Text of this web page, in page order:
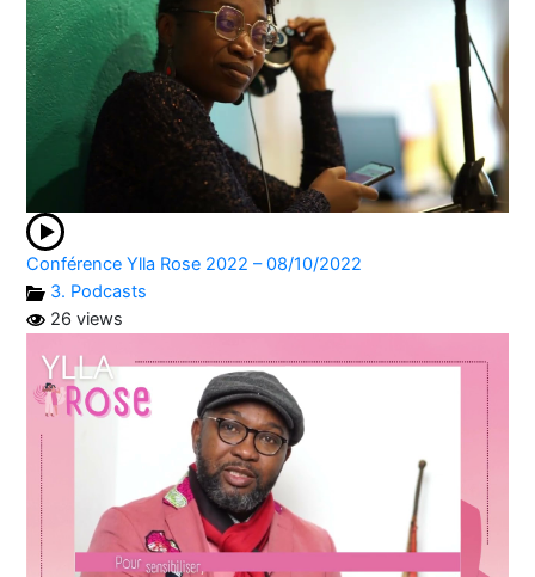
Conférence Ylla Rose 2022 – 08/10/2022
3. Podcasts
26 views